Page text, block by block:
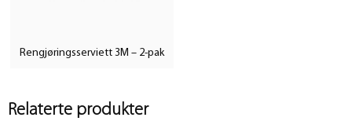
Rengjøringsserviett 3M – 2-pak
Relaterte produkter